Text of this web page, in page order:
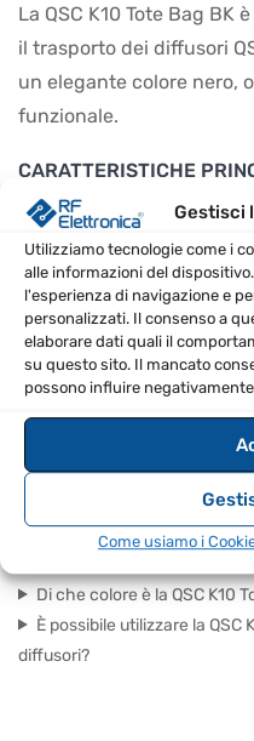
Gestisci
Utilizziamo tecnologie come i
alle informazioni del
l'esperienza di navigazione e
personalizzati. Il consenso a
elaborare dati quali il
su questo sito. Il mancato
possono influire
Come usiamo i
La QSC K10 Tote Bag
il trasporto dei diffusori
un elegante colore nero,
funzionale.
CARATTERISTICHE
Compatibile con QSC K
Colore: nero
CONSIGLI D’USO
Utilizzare per
trasporto.
FAQ – DOMANDE
Di che colore è la QSC K10
È possibile utilizzare la QSC
diffusori?